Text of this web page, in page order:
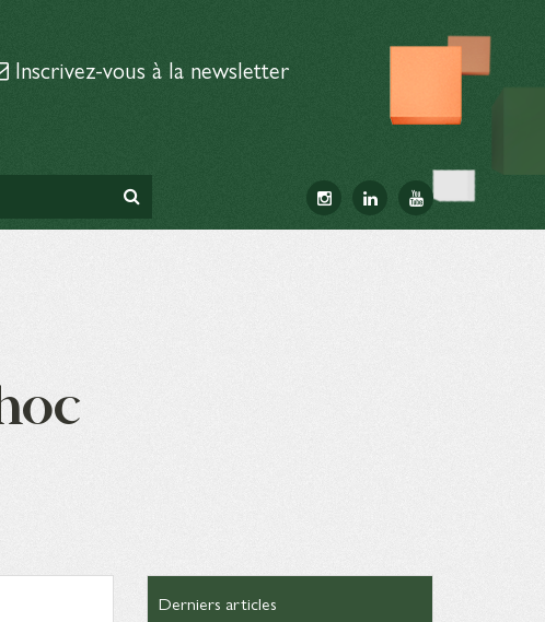
Inscrivez-vous à la newsletter
Derniers articles